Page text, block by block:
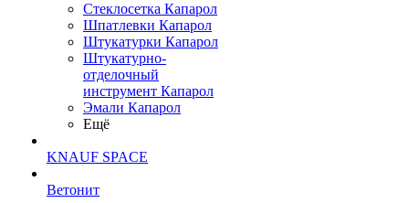
Cтеклосетка Капарол
Шпатлевки Капарол
Штукатурки Капарол
Штукатурно-
отделочный
инструмент Капарол
Эмали Капарол
Ещё
KNAUF SPACE
Ветонит